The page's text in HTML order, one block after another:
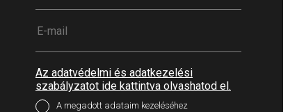
Az adatvédelmi és adatkezelési
szabályzatot ide kattintva olvashatod el.
A megadott adataim kezeléséhez